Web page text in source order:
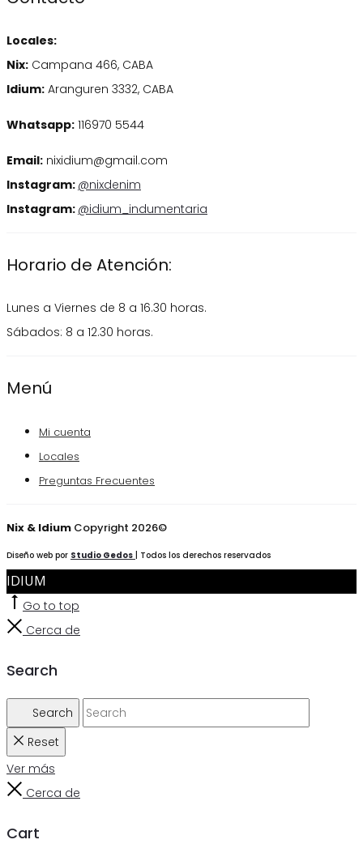
Locales:
Nix: Campana 466, CABA
Idium: Aranguren 3332, CABA
Whatsapp: 116970 5544
Email: nixidium@gmail.com
Instagram: @nixdenim
Instagram: @idium_indumentaria
Horario de Atención:
Lunes a Viernes de 8 a 16.30 horas.
Sábados: 8 a 12.30 horas.
Menú
Mi cuenta
Locales
Preguntas Frecuentes
Nix & Idium Copyright 2026©
Diseño web por Studio Gedos | Todos los derechos reservados
IDIUM
Go to top
Cerca de
Search
Search
Reset
Ver más
Cerca de
Cart